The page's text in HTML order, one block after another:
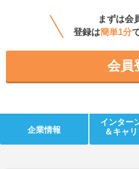
まずは会
登録は簡単1分
会員
企業情報
インター
＆キャ